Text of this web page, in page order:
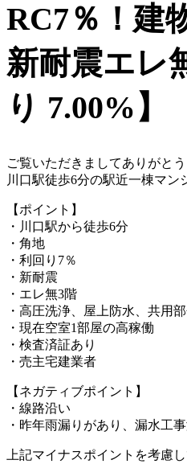
RC7％！建
新耐震エレ
り 7.00%】
ご覧いただきましてありがとう
川口駅徒歩6分の駅近一棟マン
【ポイント】
・川口駅から徒歩6分
・角地
・利回り7％
・新耐震
・エレ無3階
・高圧洗浄、屋上防水、共用
・現在空室1部屋の高稼働
・検査済証あり
・売主宅建業者
【ネガティブポイント】
・線路沿い
・昨年雨漏りがあり、漏水工
上記マイナスポイントを考慮